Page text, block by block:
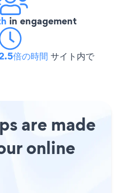
in engagement
倍の時間 サイト内で
are made
online